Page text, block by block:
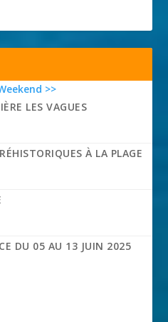
>>
LES VAGUES
À LA PLAGE
DU 05 AU 13 JUIN 2025